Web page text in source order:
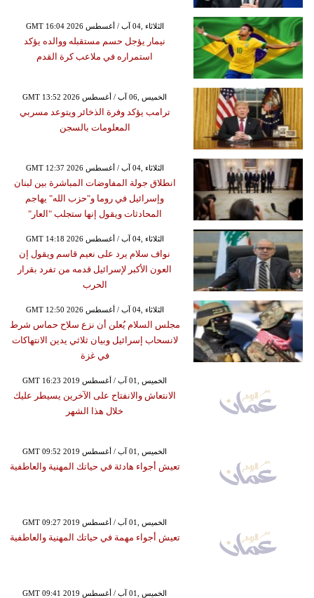
GMT 16:04 2026 الثلاثاء ,04 آب / أغسطس
نيمار يؤجل حسم مستقبله ووالده يؤكد
استمراره في ملاعب كرة القدم
GMT 13:52 2026 الخميس ,06 آب / أغسطس
ترامب يؤكد وفرة الذخائر ويتوعد مسربي
المعلومات بالسجن
GMT 12:37 2026 الثلاثاء ,04 آب / أغسطس
انطلاق جولة المفاوضات المباشرة بين لبنان
وإسرائيل في روما و"حزب الله" يهاجم
المحادثات ويقول إنها ستجلب "العار"
GMT 14:18 2026 الثلاثاء ,04 آب / أغسطس
نواف سلام يرد على نعيم قاسم ويقول إن
العون الأكبر لإسرائيل قدمه من تفرد بقرار
الحرب
GMT 12:50 2026 الثلاثاء ,04 آب / أغسطس
مجلس السلام يُعلن أن نزع سلاح حماس شرط
لانسحاب إسرائيل وبيان ثلاثي يدين الانتهاكات
في غزة
GMT 16:23 2019 الخميس ,01 آب / أغسطس
الانتعاش والانفتاح على الآخرين يسيطر عليك
خلال هذا الشهر
GMT 09:52 2019 الخميس ,01 آب / أغسطس
تعيش أجواء هادئة في حياتك المهنية والعاطفية
GMT 09:27 2019 الخميس ,01 آب / أغسطس
تعيش أجواء مهمة في حياتك المهنية والعاطفية
GMT 09:41 2019 الخميس ,01 آب / أغسطس